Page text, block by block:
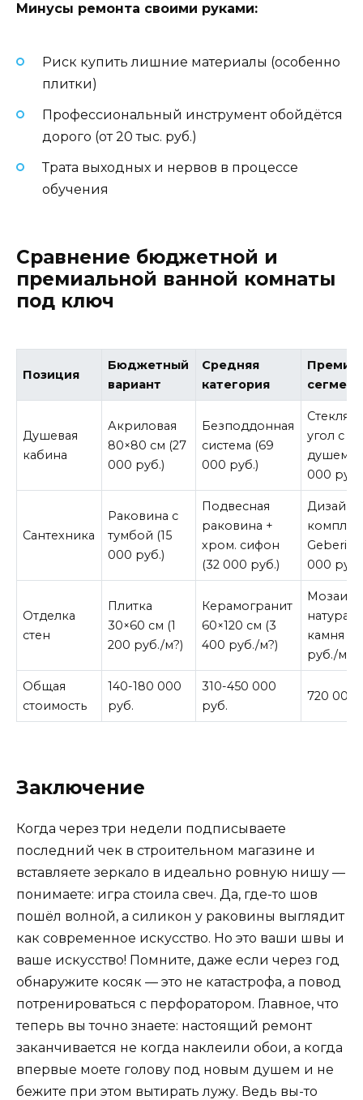
Минусы ремонта своими руками:
Риск купить лишние материалы (особенно
плитки)
Профессиональный инструмент обойдётся
дорого (от 20 тыс. руб.)
Трата выходных и нервов в процессе
обучения
Сравнение бюджетной и
премиальной ванной комнаты
под ключ
Позиция
Бюджетный
вариант
Средняя
категория
сегмент
Душевая
кабина
Акриловая
80×80 см (27
000 руб.)
Безподдонная
система (69
000 руб.)
угол с
душем
000
Сантехника
Раковина с
тумбой (15
000 руб.)
Подвесная
раковина +
хром. сифон
(32 000 руб.)
Geberit
000
Отделка
стен
Плитка
30×60 см (1
200 руб./м?)
Керамогранит
60×120 см (3
400 руб./м?)
камня
руб./м?)
Общая
стоимость
140-180 000
руб.
310-450 000
руб.
720
Заключение
Когда через три недели подписываете
последний чек в строительном магазине и
вставляете зеркало в идеально ровную нишу —
понимаете: игра стоила свеч. Да, где-то шов
пошёл волной, а силикон у раковины выглядит
как современное искусство. Но это ваши швы и
ваше искусство! Помните, даже если через год
обнаружите косяк — это не катастрофа, а повод
потренироваться с перфоратором. Главное, что
теперь вы точно знаете: настоящий ремонт
заканчивается не когда наклеили обои, а когда
впервые моете голову под новым душем и не
бежите при этом вытирать лужу. Ведь вы-то